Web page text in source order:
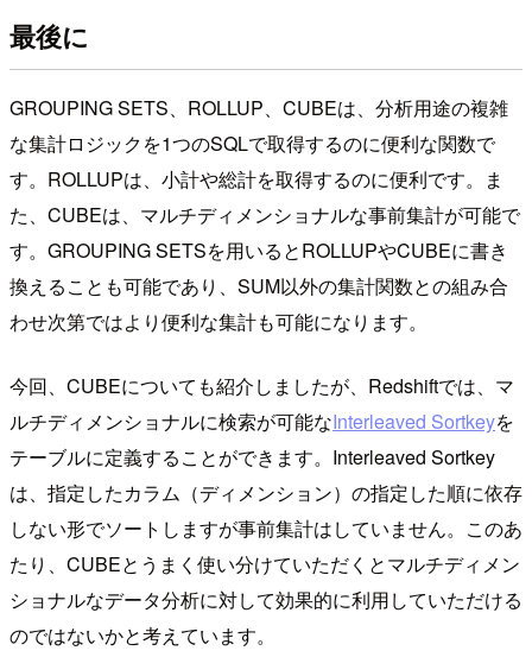
最後に
GROUPING SETS、ROLLUP、CUBEは、分析用途の複雑
な集計ロジックを1つのSQLで取得するのに便利な関数で
す。ROLLUPは、小計や総計を取得するのに便利です。ま
た、CUBEは、マルチディメンショナルな事前集計が可能で
す。GROUPING SETSを用いるとROLLUPやCUBEに書き
換えることも可能であり、SUM以外の集計関数との組み合
わせ次第ではより便利な集計も可能になります。
今回、CUBEについても紹介しましたが、Redshiftでは、マ
ルチディメンショナルに検索が可能なInterleaved Sortkeyを
テーブルに定義することができます。Interleaved Sortkey
は、指定したカラム（ディメンション）の指定した順に依存
しない形でソートしますが事前集計はしていません。このあ
たり、CUBEとうまく使い分けていただくとマルチディメン
ショナルなデータ分析に対して効果的に利用していただける
のではないかと考えています。